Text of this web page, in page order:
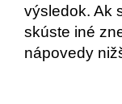
výsledok. Ak
skúste iné
nápovedy